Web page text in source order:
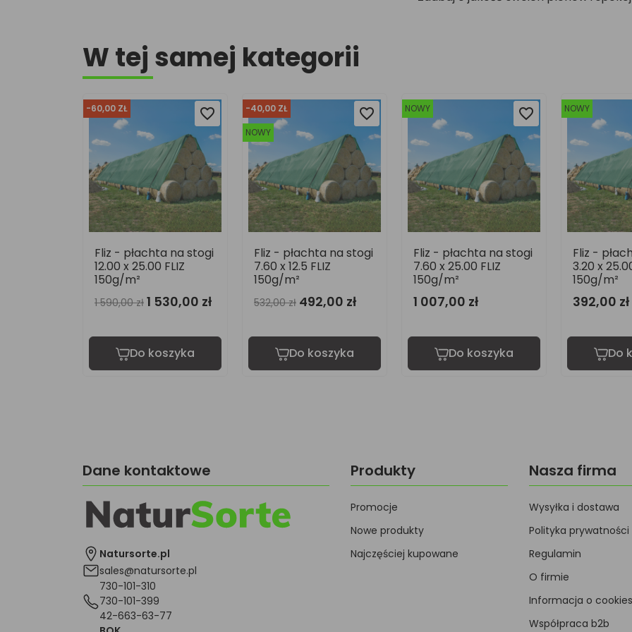
W tej samej kategorii
-40,00 ZŁ
favorite_border
favorite_border
Fliz - płachta na stogi
7.60 x 12.5 FLIZ
150g/m²
532,00 zł 492,00 zł
Do koszyka
NOWY favorite_border
favorite_border
Fliz - płachta na stogi
7.60 x 25.00 FLIZ
150g/m²
1 007,00 zł
Do koszyka
NOWY favorite_border
favorite_border
Fliz - płachta na stogi
3.20 x 25.00 FLIZ
150g/m²
392,00 zł
Do koszyka
NOWY
Fliz -
3.20 x 50
748,00 zł
Do
Dane kontaktowe
Natursorte.pl
sales@natursorte.pl
730-101-310
730-101-399
42-663-63-77
Produkty
Promocje
Nowe produkty
Najczęściej kupowane
Nasza firma
Wysyłka i dostawa
Polityka prywatności
Regulamin
O firmie
Informacja o cookies
Współpraca b2b